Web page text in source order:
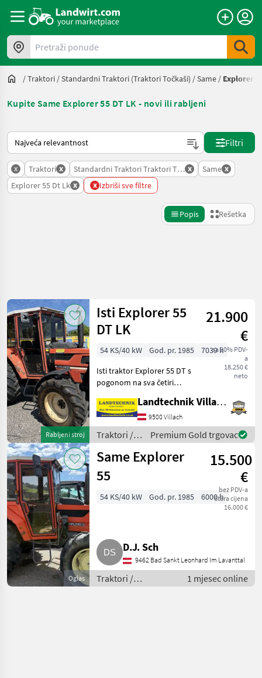
Pretraži ponude
/Traktori /Standardni Traktori (traktori Točkaši) /Same / Explorer
Kupite Same Explorer 55 DT LK - novi ili rabljeni
Tako se sortira na Landwirt.com
Filtri
x Traktori x Standardni Traktori Traktori Tockasi
x Same x
Explorer 55 Dt Lk x x Izbriši sve filtre
Popis Rešetka
Kategorija 5 Država Filtri
TRENUTNA
STAZA
Poljoprivredna
tehnika
Traktori
Standardni
Traktori
Traktori
Tockasi
Same
Explorer
55 Dt Lk
ODABERITE
KATEGORIJU
Same
John Deere
Poništi
Prikaži 2
rezultata
Rabljeni stroj
Isti Explorer 55
DT LK
21.900
€
sa 20% PDV-
a
18.250 €
neto
54 KS/40 kW God. pr. 1985
7039 h
Isti traktor Explorer 55 DT s
pogonom na sva četiri
ventilacijom, radiom,
kontinuirano podesivom
vučnom rudom, 1 x
dvostruko djelujućim, 1 x
Landtechnik Villach GmbH
9500 Villach
Traktori /
Same
Premium Gold trgovac
Oglas
Same Explorer
55
15.500
€
bez PDV-a
Stara cijena
16.000 €
54 KS/40 kW God. pr. 1985 6000 h
D.J. Sch
9462 Bad Sankt Leonhard Im Lavanttal
Traktori /
Standardni traktori
1 mjesec online